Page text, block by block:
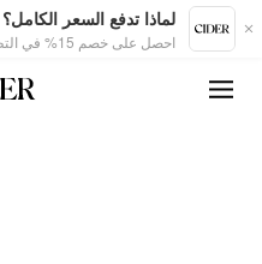
لماذا تدفع السعر الكامل؟
احصل على خصم 15% في التطبيق